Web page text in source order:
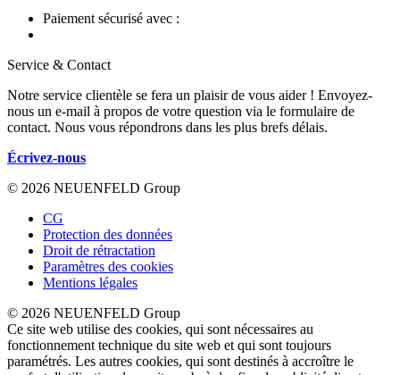
Paiement sécurisé avec :
Service & Contact
Notre service clientèle se fera un plaisir de vous aider ! Envoyez-
nous un e-mail à propos de votre question via le formulaire de
contact. Nous vous répondrons dans les plus brefs délais.
Écrivez-nous
© 2026 NEUENFELD Group
CG
Protection des données
Droit de rétractation
Paramètres des cookies
Mentions légales
© 2026 NEUENFELD Group
Ce site web utilise des cookies, qui sont nécessaires au
fonctionnement technique du site web et qui sont toujours
paramétrés. Les autres cookies, qui sont destinés à accroître le